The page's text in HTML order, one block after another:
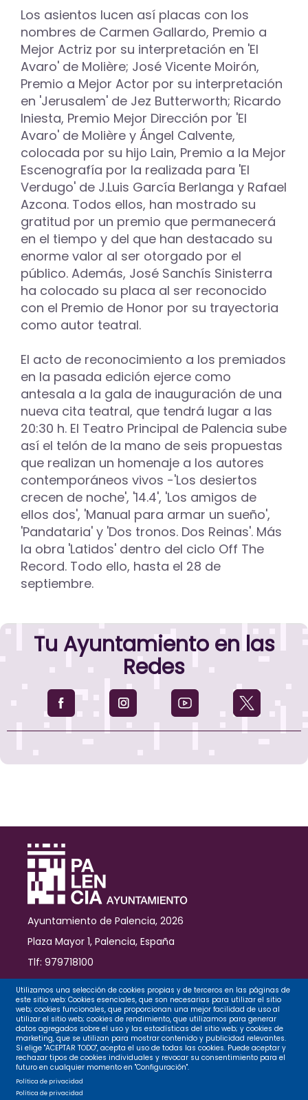
Los asientos lucen así placas con los
nombres de Carmen Gallardo, Premio a
Mejor Actriz por su interpretación en 'El
Avaro' de Molière; José Vicente Moirón,
Premio a Mejor Actor por su interpretación
en 'Jerusalem' de Jez Butterworth; Ricardo
Iniesta, Premio Mejor Dirección por 'El
Avaro' de Molière y Ángel Calvente,
colocada por su hijo Lain, Premio a la Mejor
Escenografía por la realizada para 'El
Verdugo' de J.Luis García Berlanga y Rafael
Azcona. Todos ellos, han mostrado su
gratitud por un premio que permanecerá
en el tiempo y del que han destacado su
enorme valor al ser otorgado por el
público. Además, José Sanchís Sinisterra
ha colocado su placa al ser reconocido
con el Premio de Honor por su trayectoria
como autor teatral.
El acto de reconocimiento a los premiados
en la pasada edición ejerce como
antesala a la gala de inauguración de una
nueva cita teatral, que tendrá lugar a las
20:30 h. El Teatro Principal de Palencia sube
así el telón de la mano de seis propuestas
que realizan un homenaje a los autores
contemporáneos vivos -'Los desiertos
crecen de noche', '14.4', 'Los amigos de
ellos dos', 'Manual para armar un sueño',
'Pandataria' y 'Dos tronos. Dos Reinas'. Más
la obra 'Latidos' dentro del ciclo Off The
Record. Todo ello, hasta el 28 de
septiembre.
Tu Ayuntamiento en las
Redes
Ayuntamiento de Palencia, 2026
Plaza Mayor 1, Palencia, España
Tlf: 979718100
Contacto
Legal
Privacidad
Utilizamos una selección de cookies propias y de terceros en las páginas de
este sitio web: Cookies esenciales, que son necesarias para utilizar el sitio
web; cookies funcionales, que proporcionan una mejor facilidad de uso al
utilizar el sitio web; cookies de rendimiento, que utilizamos para generar
datos agregados sobre el uso y las estadísticas del sitio web; y cookies de
marketing, que se utilizan para mostrar contenido y publicidad relevantes.
Si elige "ACEPTAR TODO", acepta el uso de todas las cookies. Puede aceptar y
rechazar tipos de cookies individuales y revocar su consentimiento para el
futuro en cualquier momento en "Configuración".
Política de privacidad
Política de privacidad